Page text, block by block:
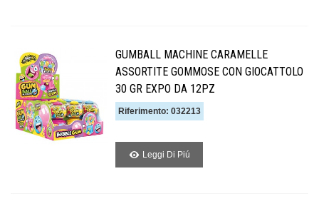
GUMBALL MACHINE CARAMELLE
ASSORTITE GOMMOSE CON GIOCATTOLO
30 GR EXPO DA 12PZ
Riferimento: 032213
Leggi Di Piú